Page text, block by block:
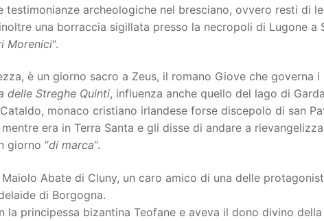
archeologiche nel bresciano, ovvero resti di
una borraccia sigillata presso la necropoli di Lugone a
Morenici“.
è un giorno sacro a Zeus, il romano Giove che governa i
delle Streghe Quinti, influenza anche quello del lago di
monaco cristiano irlandese forse discepolo di san
era in Terra Santa e gli disse di andare a
giorno “di marca“.
Abate di Cluny, un caro amico di una delle
di Borgogna.
principessa bizantina Teofane e aveva il dono divino della